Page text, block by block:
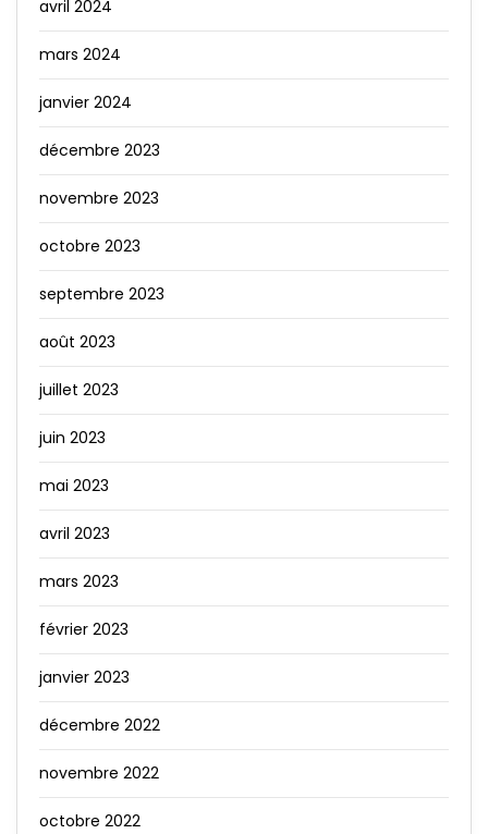
avril 2024
mars 2024
janvier 2024
décembre 2023
novembre 2023
octobre 2023
septembre 2023
août 2023
juillet 2023
juin 2023
mai 2023
avril 2023
mars 2023
février 2023
janvier 2023
décembre 2022
novembre 2022
octobre 2022